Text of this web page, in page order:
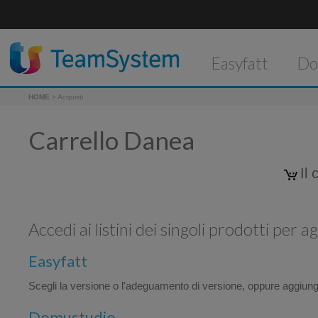
Easyfatt
HOME > Acquisti
Carrello Danea
Il
Accedi ai listini dei singoli prodotti per
Easyfatt
Scegli la versione o l'adeguamento di versione, oppure